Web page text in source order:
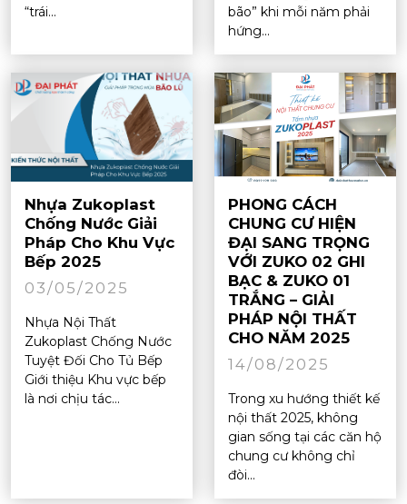
“trái...
bão” khi mỗi năm phải
hứng...
Nhựa Zukoplast
Chống Nước Giải
Pháp Cho Khu Vực
Bếp 2025
03/05/2025
Nhựa Nội Thất
Zukoplast Chống Nước
Tuyệt Đối Cho Tủ Bếp
Giới thiệu Khu vực bếp
là nơi chịu tác...
PHONG CÁCH
CHUNG CƯ HIỆN
ĐẠI SANG TRỌNG
VỚI ZUKO 02 GHI
BẠC & ZUKO 01
TRẮNG – GIẢI
PHÁP NỘI THẤT
CHO NĂM 2025
14/08/2025
Trong xu hướng thiết kế
nội thất 2025, không
gian sống tại các căn hộ
chung cư không chỉ
đòi...